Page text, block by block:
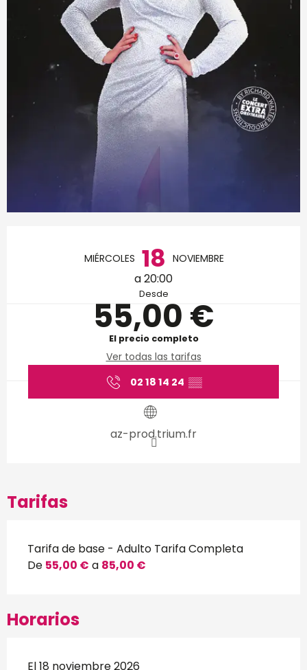
Horarios y datos de
MIÉRCOLES 18 NOVIEMBRE
a 20:00
Desde
55,00 €
El precio completo
Ver todas las tarifas
02 18 14 24 ▒▒
az-prod.trium.fr
Tarifas
Tarifa de base - Adulto Tarifa Completa
De 55,00 € a 85,00 €
Horarios
El 18 noviembre 2026